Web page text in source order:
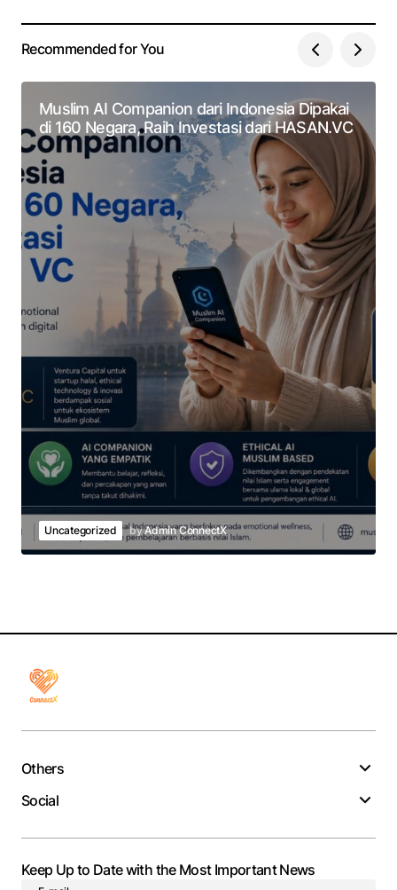
Recommended for You
Muslim AI Companion dari Indonesia Dipakai
di 160 Negara, Raih Investasi dari HASAN.VC
Uncategorized byAdmin ConnectX
Others
Social
Keep Up to Date with the Most Important News